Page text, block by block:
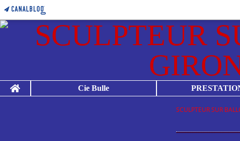
Home Cie Bulle
SCULPTEUR SUR